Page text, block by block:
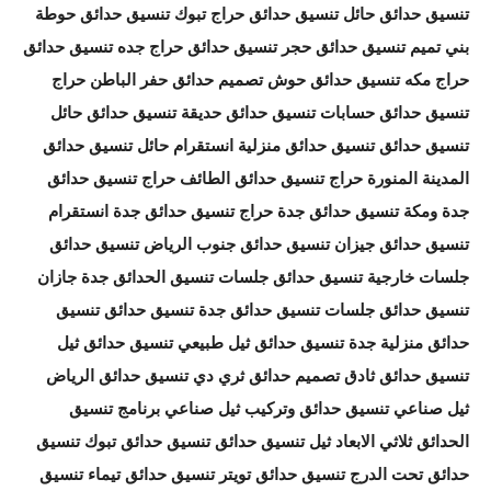
تنسيق حدائق حائل تنسيق حدائق حراج تبوك تنسيق حدائق حوطة
بني تميم تنسيق حدائق حجر تنسيق حدائق حراج جده تنسيق حدائق
حراج مكه تنسيق حدائق حوش تصميم حدائق حفر الباطن حراج
تنسيق حدائق حسابات تنسيق حدائق حديقة تنسيق حدائق حائل
تنسيق حدائق تنسيق حدائق منزلية انستقرام حائل تنسيق حدائق
المدينة المنورة حراج تنسيق حدائق الطائف حراج تنسيق حدائق
جدة ومكة تنسيق حدائق جدة حراج تنسيق حدائق جدة انستقرام
تنسيق حدائق جيزان تنسيق حدائق جنوب الرياض تنسيق حدائق
جلسات خارجية تنسيق حدائق جلسات تنسيق الحدائق جدة جازان
تنسيق حدائق جلسات تنسيق حدائق جدة تنسيق حدائق تنسيق
حدائق منزلية جدة تنسيق حدائق ثيل طبيعي تنسيق حدائق ثيل
تنسيق حدائق ثادق تصميم حدائق ثري دي تنسيق حدائق الرياض
ثيل صناعي تنسيق حدائق وتركيب ثيل صناعي برنامج تنسيق
الحدائق ثلاثي الابعاد ثيل تنسيق حدائق تنسيق حدائق تبوك تنسيق
حدائق تحت الدرج تنسيق حدائق تويتر تنسيق حدائق تيماء تنسيق